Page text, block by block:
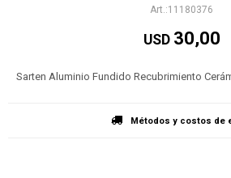
11180376
USD 30,00
Sarten Aluminio Fundido Recubrimiento
Métodos y costos de